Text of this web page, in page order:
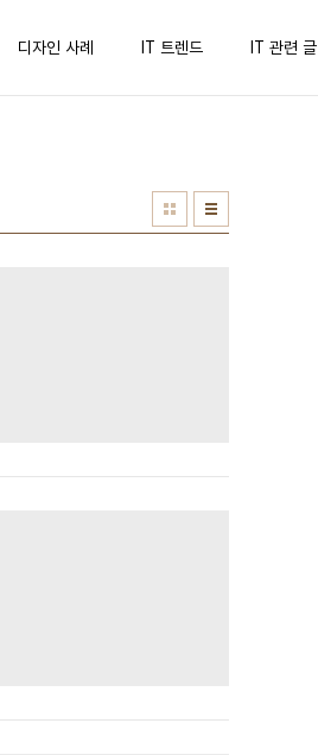
디자인 사례 IT 트렌드 IT 관련 글